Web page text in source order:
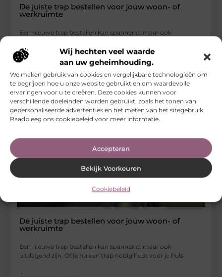
Wij hechten veel waarde
aan uw geheimhouding.
We maken gebruik van cookies en vergelijkbare technologieën om
te begrijpen hoe u onze website gebruikt en om waardevolle
ervaringen voor u te creëren. Deze cookies kunnen voor
verschillende doeleinden worden gebruikt, zoals het tonen van
gepersonaliseerde advertenties en het meten van het sitegebruik.
Raadpleeg ons cookiebeleid voor meer informatie.
Accepteren
Bekijk Voorkeuren
Cookiebeleid
De juiste trap bestellen voor jouw woon- of
werkruimte
Een nieuwe trap bestellen kan spannend, maar ook
...
Aanbiedingen
De juiste trap bestellen voor jouw woon- of
werkruimte
Een nieuwe trap bestellen kan spannend, maar ook
uitdagend zijn. Of je nu een trap nodig hebt voor je huis
...